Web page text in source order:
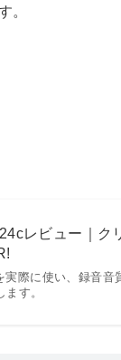
。
レビュー｜ク
際に使い、録音音
す。